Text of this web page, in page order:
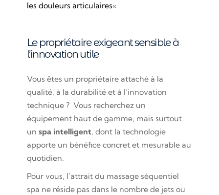
les douleurs articulaires«
Le propriétaire exigeant sensible à
l’innovation utile
Vous êtes un propriétaire attaché à la
qualité, à la durabilité et à l’innovation
technique ? Vous recherchez un
équipement haut de gamme, mais surtout
un spa intelligent, dont la technologie
apporte un bénéfice concret et mesurable au
quotidien.
Pour vous, l’attrait du massage séquentiel
spa ne réside pas dans le nombre de jets ou